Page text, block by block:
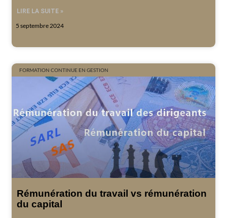
LIRE LA SUITE »
5 septembre 2024
FORMATION CONTINUE EN GESTION
Rémunération du travail vs rémunération
du capital